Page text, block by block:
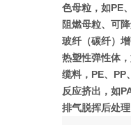
色母粒，如PE
阻燃母粒、可
玻纤（碳纤）
热塑性弹性体
缆料，PE、PP
反应挤出，如
排气脱挥后处